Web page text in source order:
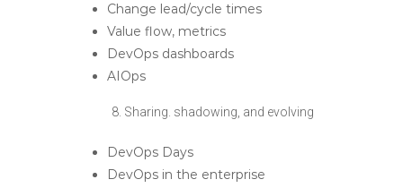
Change lead/cycle times
Value flow, metrics
DevOps dashboards
AIOps
8. Sharing. shadowing, and evolving
DevOps Days
DevOps in the enterprise